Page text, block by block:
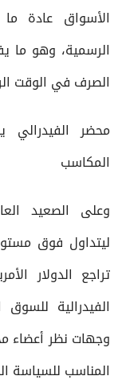
الأسواق عادة
الرسمية، وهو ما
الصرف في الوقت
محضر
المكاسب
وعلى الصعيد
تراجع الدولار
الفيدرالية
وجهات نظر أعضاء
المناسب للسياسة